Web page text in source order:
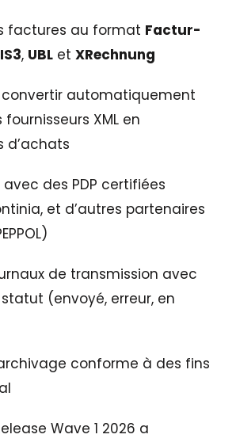
factures au format Factur-
, UBL etXRechnung
convertir automatiquement
XML en
d’achats
avec des PDP certifiées
et d’autres partenaires
de transmission avec
(envoyé, erreur, en
conforme à des fins
Wave 1 2026 a